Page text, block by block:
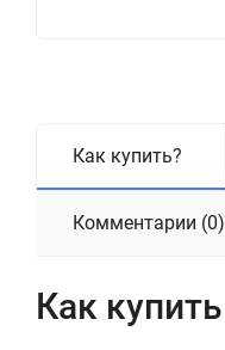
Как купить?
Комментарии (0)
Как купить